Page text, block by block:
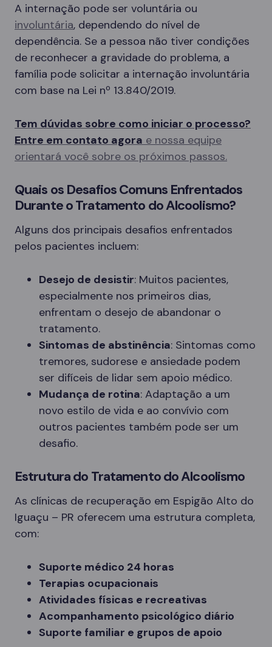
A internação pode ser voluntária ou
involuntária, dependendo do nível de
dependência. Se a pessoa não tiver condições
de reconhecer a gravidade do problema, a
família pode solicitar a internação involuntária
com base na Lei nº 13.840/2019.
Tem dúvidas sobre como iniciar o processo?
Entre em contato agora e nossa equipe
orientará você sobre os próximos passos.
Quais os Desafios Comuns Enfrentados
Durante o Tratamento do Alcoolismo?
Alguns dos principais desafios enfrentados
pelos pacientes incluem:
Desejo de desistir: Muitos pacientes,
especialmente nos primeiros dias,
enfrentam o desejo de abandonar o
tratamento.
Sintomas de abstinência: Sintomas como
tremores, sudorese e ansiedade podem
ser difíceis de lidar sem apoio médico.
Mudança de rotina: Adaptação a um
novo estilo de vida e ao convívio com
outros pacientes também pode ser um
desafio.
Estrutura do Tratamento do Alcoolismo
As clínicas de recuperação em Espigão Alto do
Iguaçu – PR oferecem uma estrutura completa,
com:
Suporte médico 24 horas
Terapias ocupacionais
Atividades físicas e recreativas
Acompanhamento psicológico diário
Suporte familiar e grupos de apoio